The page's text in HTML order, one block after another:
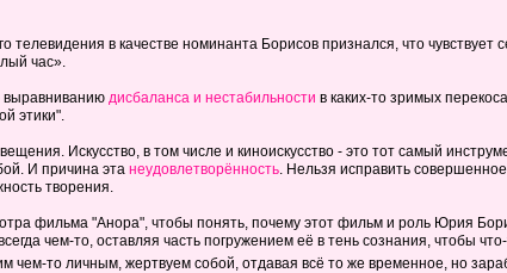
телевидения в качестве номинанта Борисов признался, что
час».
выравниванию дисбаланса и нестабильности в каких-то зримых
этики".
Искусство, в том числе и киноискусство - это тот самый
И причина эта неудовлетворённость. Нельзя исправить
творения.
фильма "Анора", чтобы понять, почему этот фильм и роль Юрия
чем-то, оставляя часть погружением её в тень сознания, чтобы
чем-то личным, жертвуем собой, отдавая всё то же временное, но